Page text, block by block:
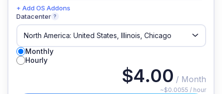
+ Add OS Addons
Datacenter ?
Monthly
Hourly
$4.00 / Month
~$0.0055 / hour